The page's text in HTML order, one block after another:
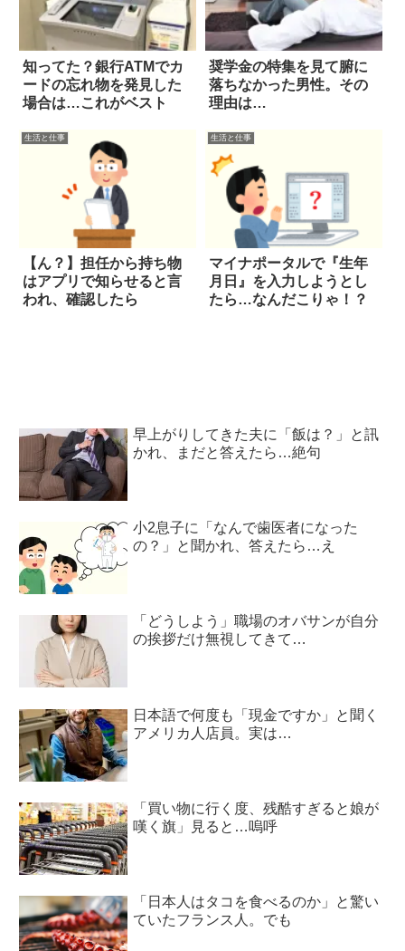
知ってた？銀行ATMでカ
ードの忘れ物を発見した
場合は…これがベスト
奨学金の特集を見て腑に
落ちなかった男性。その
理由は…
生活と仕事
【ん？】担任から持ち物
はアプリで知らせると言
われ、確認したら
生活と仕事
マイナポータルで『生年
月日』を入力しようとし
たら…なんだこりゃ！？
早上がりしてきた夫に「飯は？」と訊
かれ、まだと答えたら…絶句
小2息子に「なんで歯医者になった
の？」と聞かれ、答えたら…え
「どうしよう」職場のオバサンが自分
の挨拶だけ無視してきて…
日本語で何度も「現金ですか」と聞く
アメリカ人店員。実は…
「買い物に行く度、残酷すぎると娘が
嘆く旗」見ると…嗚呼
「日本人はタコを食べるのか」と驚い
ていたフランス人。でも